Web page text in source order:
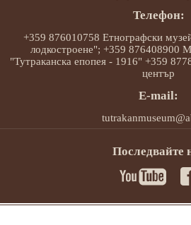
Телефон:
+359 876010758 Етнографски
лодкостроене"; +359 876408900
"Тутраканска епопея - 1916" +359
център
E-mail:
Последвайте